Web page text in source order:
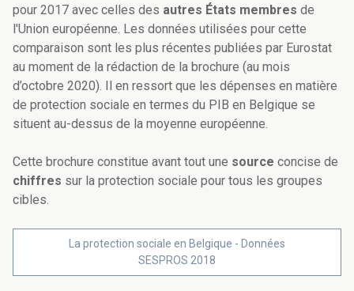
pour 2017 avec celles des autres États membres de
l'Union européenne. Les données utilisées pour cette
comparaison sont les plus récentes publiées par Eurostat
au moment de la rédaction de la brochure (au mois
d’octobre 2020). Il en ressort que les dépenses en matière
de protection sociale en termes du PIB en Belgique se
situent au-dessus de la moyenne européenne.
Cette brochure constitue avant tout une source concise de
chiffres sur la protection sociale pour tous les groupes
cibles.
La protection sociale en Belgique - Données
SESPROS 2018